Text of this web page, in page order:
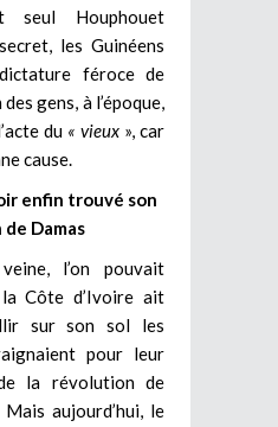
seul Houphouet
les Guinéens
féroce de
gens, à l’époque,
du « vieux », car
cause.
enfin trouvé son
de Damas
l’on pouvait
Côte d’Ivoire ait
sur son sol les
pour leur
la révolution de
Mais aujourd’hui, le